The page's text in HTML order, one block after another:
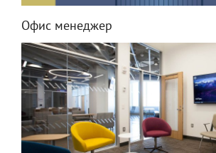
Офис менеджер